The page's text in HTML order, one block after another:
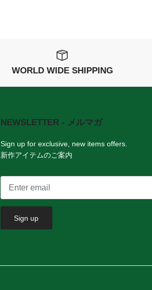
WORLD WIDE SHIPPING
NEWSLETTER - メルマガ
Sign up for exclusive, new items offers.
新作アイテムのご案内
Sign up